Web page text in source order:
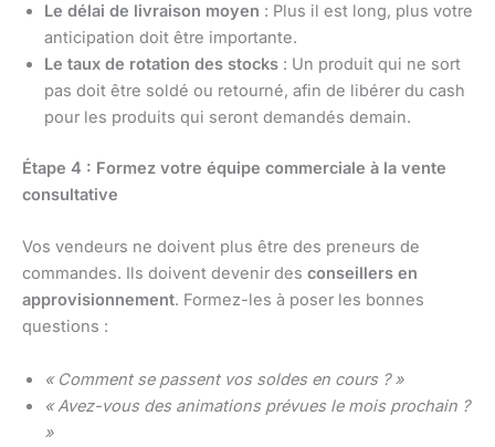
Le délai de livraison moyen : Plus il est long, plus votre
anticipation doit être importante.
Le taux de rotation des stocks : Un produit qui ne sort
pas doit être soldé ou retourné, afin de libérer du cash
pour les produits qui seront demandés demain.
Étape 4 : Formez votre équipe commerciale à la vente
consultative
Vos vendeurs ne doivent plus être des preneurs de
commandes. Ils doivent devenir des conseillers en
approvisionnement. Formez-les à poser les bonnes
questions :
« Comment se passent vos soldes en cours ? »
« Avez-vous des animations prévues le mois prochain ?
»